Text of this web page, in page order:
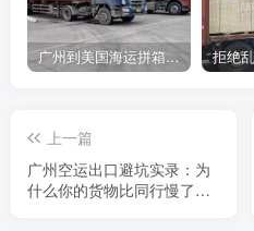
广州到美国海运拼箱多少钱？2024年最新运费构成+隐藏费用避坑指南
上一篇
广州空运出口避坑实录：为
什么你的货物比同行慢了整